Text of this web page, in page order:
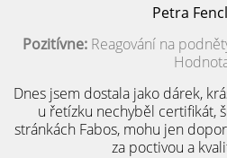
Petra
Pozitívne:Reagování na
Dnes jsem dostala jako dárek,
u řetízku nechyběl certifikát,
stránkách Fabos, mohu jen
za poctivou a